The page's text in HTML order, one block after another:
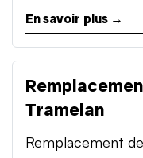
En savoir plus →
Tramelan
Remplacement